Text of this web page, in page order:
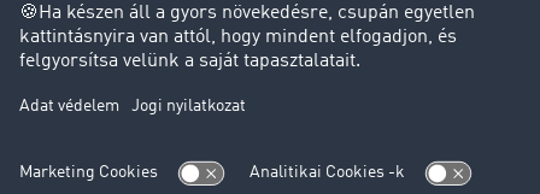
Adatvédelem
süti-beállítások
Támogatás